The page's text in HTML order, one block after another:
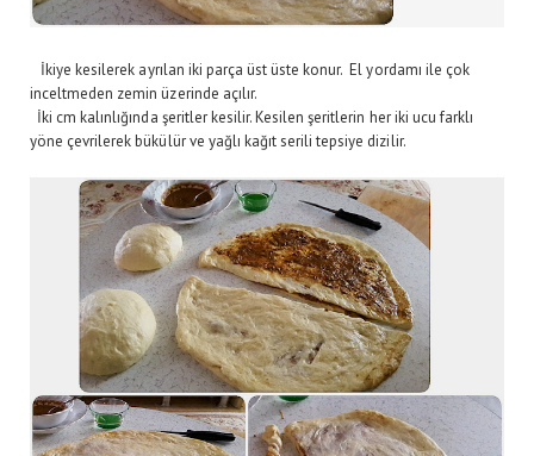
İkiye kesilerek ayrılan iki parça üst üste konur. El yordamı ile çok
inceltmeden zemin üzerinde açılır.
İki cm kalınlığında şeritler kesilir. Kesilen şeritlerin her iki ucu farklı
yöne çevrilerek bükülür ve yağlı kağıt serili tepsiye dizilir.